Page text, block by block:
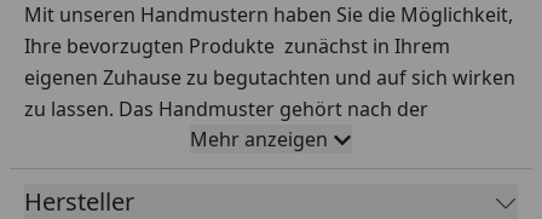
Mit unseren Handmustern haben Sie die Möglichkeit,
Ihre bevorzugten Produkte zunächst in Ihrem
eigenen Zuhause zu begutachten und auf sich wirken
zu lassen. Das Handmuster gehört nach der
Lieferung Ihnen, sodass Sie es nach Belieben testen
können.
Mehr anzeigen
Hersteller